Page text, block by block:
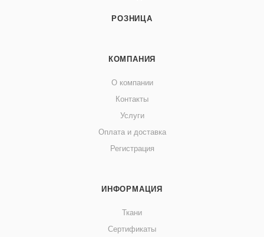
РОЗНИЦА
КОМПАНИЯ
О компании
Контакты
Услуги
Оплата и доставка
Регистрация
ИНФОРМАЦИЯ
Ткани
Сертификаты